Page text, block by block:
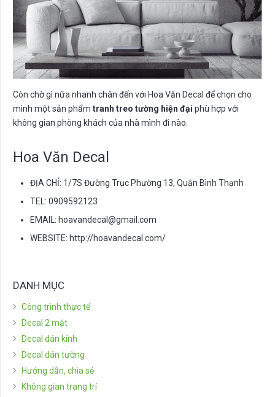
Còn chờ gì nữa nhanh chân đến với Hoa Văn Decal để chọn cho
mình một sản phẩm tranh treo tường hiện đại phù hợp với
không gian phòng khách của nhà mình đi nào.
Hoa Văn Decal
ĐỊA CHỈ: 1/7S Đường Trục Phường 13, Quận Bình Thạnh
TEL: 0909592123
EMAIL: hoavandecal@gmail.com
WEBSITE: http://hoavandecal.com/
DANH MỤC
Công trình thực tế
Decal 2 mặt
Decal dán kính
Decal dán tường
Hướng dẫn, chia sẻ
Không gian trang trí